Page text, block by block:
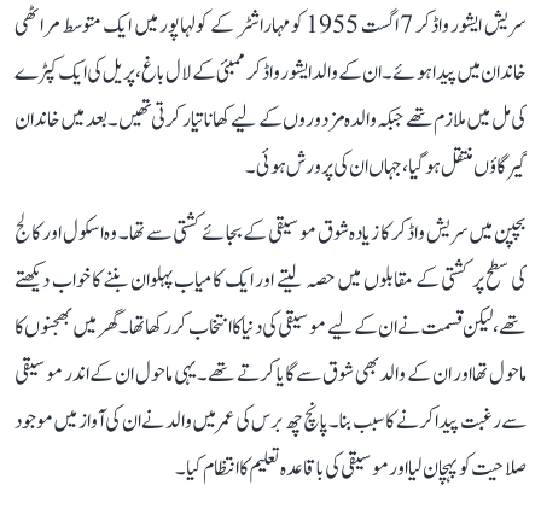
سریش ایشور واڈکر 7 اگست 1955 کو مہاراشٹر کے کولہاپور میں ایک متوسط مراٹھی
خاندان میں پیدا ہوئے۔ ان کے والد ایشور واڈکر ممبئی کے لال باغ، پریل کی ایک کپڑے
کی مل میں ملازم تھے جبکہ والدہ مزدوروں کے لیے کھانا تیار کرتی تھیں۔ بعد میں خاندان
گیرگاؤں منتقل ہو گیا، جہاں ان کی پرورش ہوئی۔
بچپن میں سریش واڈکر کا زیادہ شوق موسیقی کے بجائے کشتی سے تھا۔ وہ اسکول اور کالج
کی سطح پر کشتی کے مقابلوں میں حصہ لیتے اور ایک کامیاب پہلوان بننے کا خواب دیکھتے
تھے، لیکن قسمت نے ان کے لیے موسیقی کی دنیا کا انتخاب کر رکھا تھا۔ گھر میں بھجنوں کا
ماحول تھا اور ان کے والد بھی شوق سے گایا کرتے تھے۔ یہی ماحول ان کے اندر موسیقی
سے رغبت پیدا کرنے کا سبب بنا۔ پانچ چھ برس کی عمر میں والد نے ان کی آواز میں موجود
صلاحیت کو پہچان لیا اور موسیقی کی باقاعدہ تعلیم کا انتظام کیا۔